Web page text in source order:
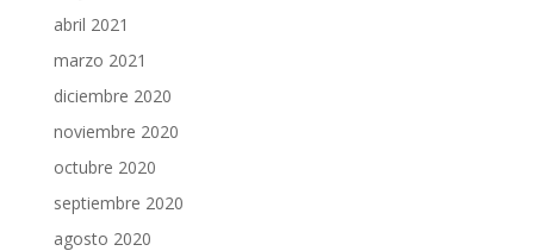
abril 2021
marzo 2021
diciembre 2020
noviembre 2020
octubre 2020
septiembre 2020
agosto 2020